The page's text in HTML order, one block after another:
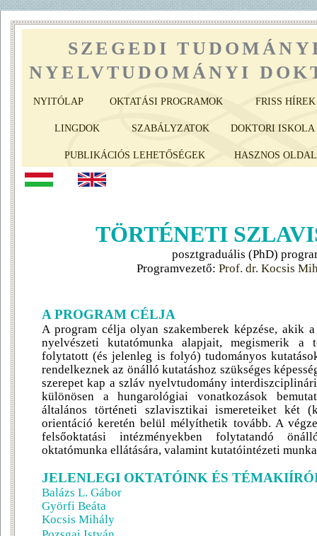
SZEGEDI
NYELVTUDOMÁNYI
NYITÓLAP OKTATÁSI PROGRAMOK FRISS HÍREK
LINGDOK DOKTORI ISKOLA
SZABÁLYZATOK
PUBLIKÁCIÓS LEHETŐSÉGEK HASZNOS
A PROGRAM CÉLJA
A program célja olyan szakemberek képzése, akik
nyelvészeti kutatómunka alapjait, megismerik a
folytatott (és jelenleg is folyó) tudományos
rendelkeznek az önálló kutatáshoz szükséges
szerepet kap a szláv nyelvtudomány
különösen a hungarológiai vonatkozások
általános történeti szlavisztikai ismereteiket két
orientáció keretén belül mélyíthetik tovább. A
felsőoktatási intézményekben folytatandó
oktatómunka ellátására, valamint kutatóintézeti
JELENLEGI OKTATÓINK ÉS
Balázs L. Gábor
Györfi Beáta
Kocsis Mihály
TÖRTÉNETI
posztgraduális (PhD)
Programvezető: Prof. dr. Kocsis